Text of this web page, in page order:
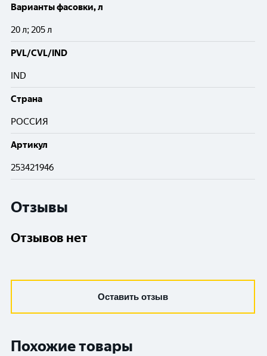
Варианты фасовки, л
20 л; 205 л
PVL/CVL/IND
IND
Cтрана
РОССИЯ
Артикул
253421946
Отзывы
Отзывов нет
Оставить отзыв
Похожие товары